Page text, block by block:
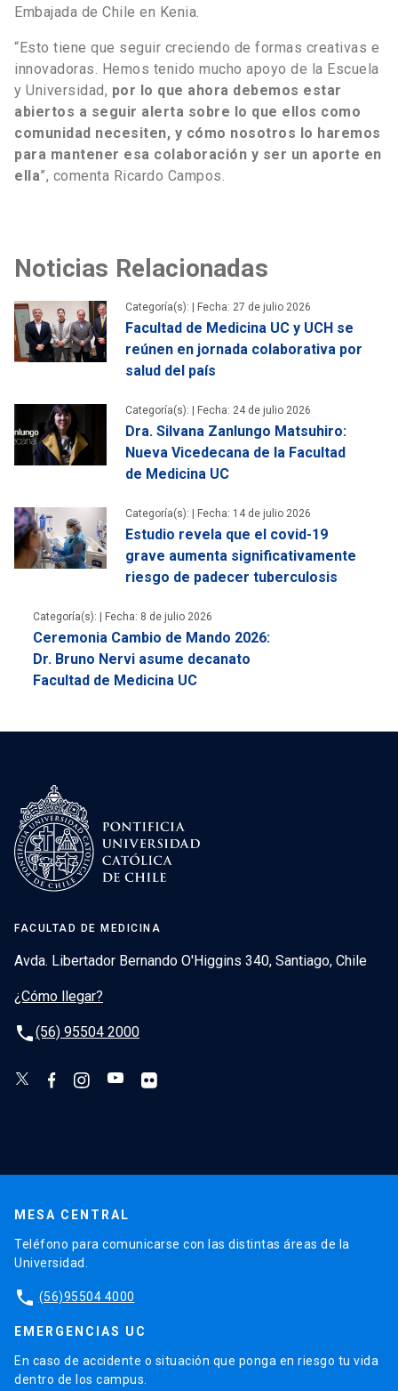
Embajada de Chile en Kenia.
“Esto tiene que seguir creciendo de formas creativas e
innovadoras. Hemos tenido mucho apoyo de la Escuela
y Universidad, por lo que ahora debemos estar
abiertos a seguir alerta sobre lo que ellos como
comunidad necesiten, y cómo nosotros lo haremos
para mantener esa colaboración y ser un aporte en
ella”, comenta Ricardo Campos.
Noticias Relacionadas
Categoría(s): | Fecha: 27 de julio 2026
Facultad de Medicina UC y UCH se
reúnen en jornada colaborativa por
salud del país
Categoría(s): | Fecha: 24 de julio 2026
Dra. Silvana Zanlungo Matsuhiro:
Nueva Vicedecana de la Facultad
de Medicina UC
Categoría(s): | Fecha: 14 de julio 2026
Estudio revela que el covid-19
grave aumenta significativamente
riesgo de padecer tuberculosis
Categoría(s): | Fecha: 8 de julio 2026
Ceremonia Cambio de Mando 2026:
Dr. Bruno Nervi asume decanato
Facultad de Medicina UC
FACULTAD DE MEDICINA
Avda. Libertador Bernando O'Higgins 340, Santiago, Chile
¿Cómo llegar?
phone(56) 95504 2000
MESA CENTRAL
Teléfono para comunicarse con las distintas áreas de la
Universidad.
phone (56)95504 4000
EMERGENCIAS UC
En caso de accidente o situación que ponga en riesgo tu vida
dentro de los campus.